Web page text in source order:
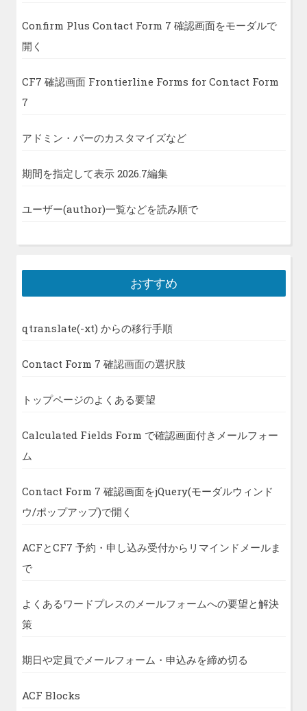
Confirm Plus Contact Form 7 確認画面をモーダルで
開く
CF7 確認画面 Frontierline Forms for Contact Form
7
アドミン・バーのカスタマイズなど
期間を指定して表示 2026.7編集
ユーザー(author)一覧などを読み順で
おすすめ
qtranslate(-xt) からの移行手順
Contact Form 7 確認画面の選択肢
トップページのよくある要望
Calculated Fields Form で確認画面付きメールフォー
ム
Contact Form 7 確認画面をjQuery(モーダルウィンド
ウ/ポップアップ)で開く
ACFとCF7 予約・申し込み受付からリマインドメールま
で
よくあるワードプレスのメールフォームへの要望と解決
策
期日や定員でメールフォーム・申込みを締め切る
ACF Blocks